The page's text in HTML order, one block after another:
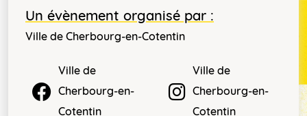
Un évènement organisé par :
Ville de Cherbourg-en-Cotentin
Ville de
Cherbourg-en-
Cotentin
Ville de
Cherbourg-en-
Cotentin